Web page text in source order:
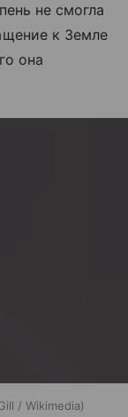
не смогла
к Земле
она
/ Wikimedia